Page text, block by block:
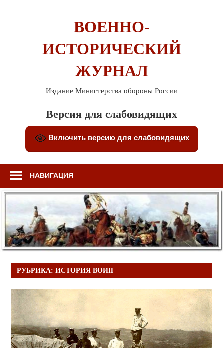
ВОЕННО-
ИСТОРИЧЕСКИЙ
ЖУРНАЛ
Издание Министерства обороны России
Версия для слабовидящих
Включить версию для слабовидящих
НАВИГАЦИЯ
РУБРИКА: ИСТОРИЯ ВОИН